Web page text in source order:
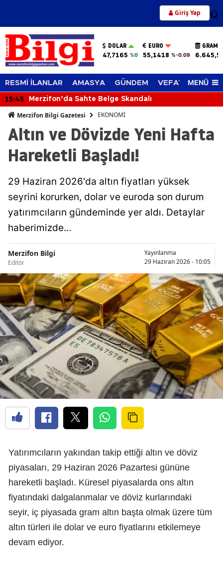
Giriş Yap 12
DOLAR
47,7165 %0
EURO
55,1418 %-0.09
GRAM
RESMİ İLANLAR AMASYA GÜNDEM VEFAT EDENLER
MENÜ
15:45 Merzifon’da Sahte Belge Skandalı
Merzifon Bilgi Gazetesi EKONOMİ
Altın ve Dövizde Yeni Hafta
Hareketli Başladı!
29 Haziran 2026'da altın fiyatları yüksek
seyrini korurken, dolar ve euroda son durum
yatırımcıların gündeminde yer aldı. Detaylar
haberimizde…
Merzifon Bilgi
Editör
Yayınlanma
29 Haziran 2026 - 10:05
Yatırımcıların yakından takip ettiği altın ve döviz
piyasaları, 29 Haziran 2026 Pazartesi gününe
hareketli başladı. Küresel piyasalarda ons altın
fiyatındaki dalgalanmalar ve döviz kurlarındaki
seyir, iç piyasada gram altın başta olmak üzere tüm
altın türleri ile dolar ve euro fiyatlarını etkilemeye
devam ediyor.